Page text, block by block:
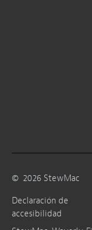
© 2026 StewMac
Declaración de
accesibilidad